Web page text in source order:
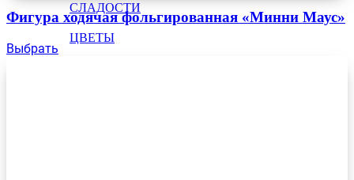
СЛАДОСТИ
ЦВЕТЫ
Фигура ходячая фольгированная «Минни Маус»
Выбрать